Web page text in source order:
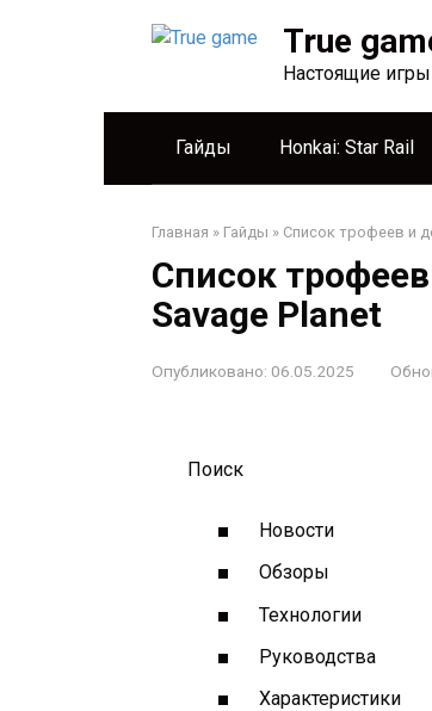
True
Настоящие игры
Гайды Honkai: Star Rail
Главная » Гайды » Список трофеев и
Список
Savage Planet
Опубликовано: 06.05.2025
Поиск
Новости
Обзоры
Технологии
Руководства
Характеристики